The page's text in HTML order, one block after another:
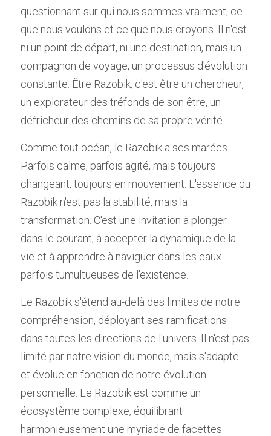
questionnant sur qui nous sommes vraiment, ce
que nous voulons et ce que nous croyons. Il n'est
ni un point de départ, ni une destination, mais un
compagnon de voyage, un processus d'évolution
constante. Être Razobik, c'est être un chercheur,
un explorateur des tréfonds de son être, un
défricheur des chemins de sa propre vérité.
Comme tout océan, le Razobik a ses marées.
Parfois calme, parfois agité, mais toujours
changeant, toujours en mouvement. L'essence du
Razobik n'est pas la stabilité, mais la
transformation. C'est une invitation à plonger
dans le courant, à accepter la dynamique de la
vie et à apprendre à naviguer dans les eaux
parfois tumultueuses de l'existence.
Le Razobik s'étend au-delà des limites de notre
compréhension, déployant ses ramifications
dans toutes les directions de l'univers. Il n'est pas
limité par notre vision du monde, mais s'adapte
et évolue en fonction de notre évolution
personnelle. Le Razobik est comme un
écosystème complexe, équilibrant
harmonieusement une myriade de facettes